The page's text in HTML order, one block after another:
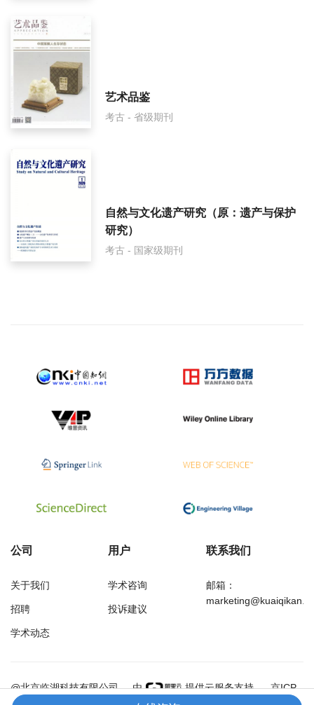
艺术品鉴
考古 - 省级期刊
自然与文化遗产研究（原：遗产与保护
研究）
考古 - 国家级期刊
公司
关于我们
招聘
学术动态
用户
学术咨询
投诉建议
联系我们
邮箱：
@北京临湖科技有限公司 由 提供云服务支持
京ICP